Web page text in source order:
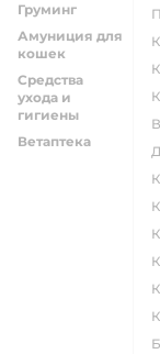
Груминг
Амуниция для
кошек
Средства
ухода и
гигиены
Ветаптека